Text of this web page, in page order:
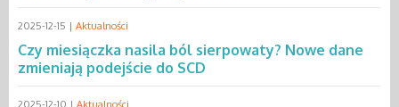
2025-12-15 | Aktualności
Czy miesiączka nasila ból sierpowaty? Nowe dane
zmieniają podejście do SCD
2025-12-10 | Aktualności